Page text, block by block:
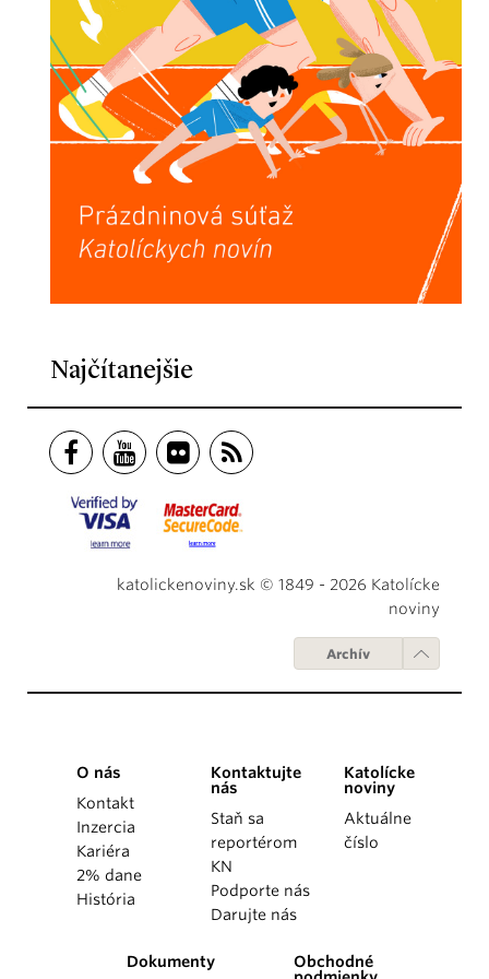
Najčítanejšie
katolickenoviny.sk © 1849 - 2026 Katolícke
noviny
Archív
O nás
Kontakt
Inzercia
Kariéra
2% dane
História
Kontaktujte
nás
Staň sa
reportérom
KN
Podporte nás
Darujte nás
Katolícke
noviny
Aktuálne
číslo
Dokumenty
Obchodné